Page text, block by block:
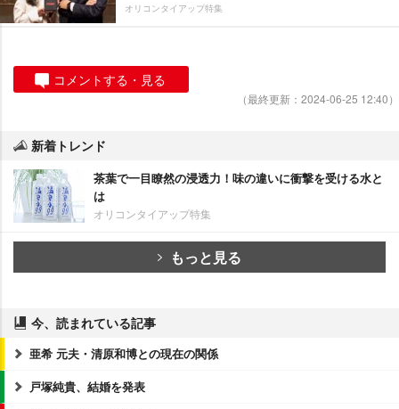
オリコンタイアップ特集
コメントする・見る
（最終更新：2024-06-25 12:40）
新着トレンド
茶葉で一目瞭然の浸透力！味の違いに衝撃を受ける水と
は
オリコンタイアップ特集
もっと見る
今、読まれている記事
亜希 元夫・清原和博との現在の関係
戸塚純貴、結婚を発表